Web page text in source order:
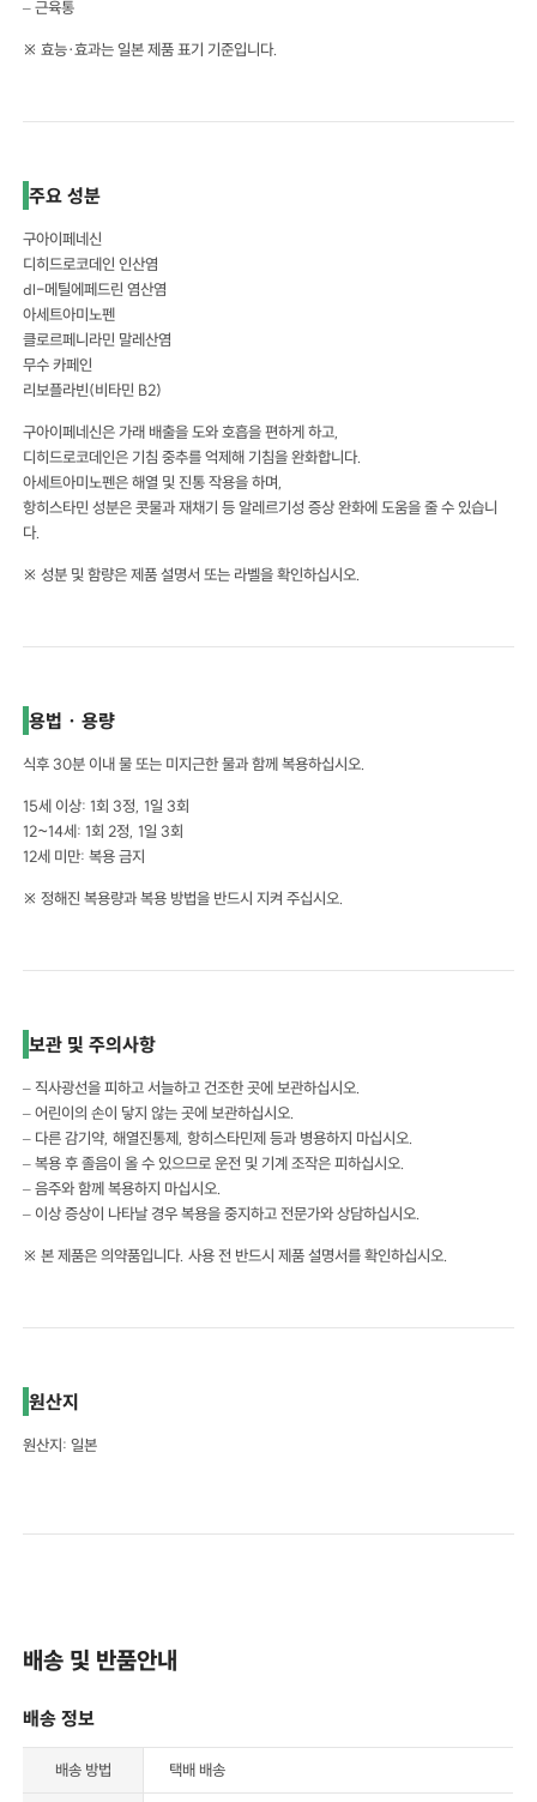
– 근육통
※ 효능·효과는 일본 제품 표기 기준입니다.
주요 성분
구아이페네신
디히드로코데인 인산염
dl-메틸에페드린 염산염
아세트아미노펜
클로르페니라민 말레산염
무수 카페인
리보플라빈(비타민 B2)
구아이페네신은 가래 배출을 도와 호흡을 편하게 하고,
디히드로코데인은 기침 중추를 억제해 기침을 완화합니다.
아세트아미노펜은 해열 및 진통 작용을 하며,
항히스타민 성분은 콧물과 재채기 등 알레르기성 증상 완화에 도움을 줄 수 있습니
다.
※ 성분 및 함량은 제품 설명서 또는 라벨을 확인하십시오.
용법 · 용량
식후 30분 이내 물 또는 미지근한 물과 함께 복용하십시오.
15세 이상: 1회 3정, 1일 3회
12~14세: 1회 2정, 1일 3회
12세 미만: 복용 금지
※ 정해진 복용량과 복용 방법을 반드시 지켜 주십시오.
보관 및 주의사항
– 직사광선을 피하고 서늘하고 건조한 곳에 보관하십시오.
– 어린이의 손이 닿지 않는 곳에 보관하십시오.
– 다른 감기약, 해열진통제, 항히스타민제 등과 병용하지 마십시오.
– 복용 후 졸음이 올 수 있으므로 운전 및 기계 조작은 피하십시오.
– 음주와 함께 복용하지 마십시오.
– 이상 증상이 나타날 경우 복용을 중지하고 전문가와 상담하십시오.
※ 본 제품은 의약품입니다. 사용 전 반드시 제품 설명서를 확인하십시오.
원산지
원산지: 일본
배송 및 반품안내
배송 정보
배송 방법 택배 배송